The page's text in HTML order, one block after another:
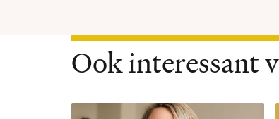
Ook interessant